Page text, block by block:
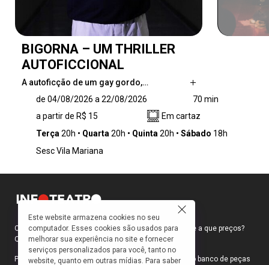
BIGORNA – UM THRILLER
AUTOFICCIONAL
A autoficção de um gay gordo,…
uma sexta-feira 13 de lua cheia, tecida por
lembranças da infância e adolescência que
ganham tons de filme de terror. Mesclando
memória, BIGORNA é um thriller poético sobre
de 04/08/2026 a 22/08/2026
70 min
a partir de R$ 15
Em cartaz
Terça 20h Quarta 20h Quinta 20h Sábado 18h
Sesc Vila Mariana
Como faço para ir ao teatro? Onde compro ingressos e a que preços?
Quais peças estão em cartaz?
Para responder a essas e outras perguntas, criamos o banco de peças
Este website armazena cookies no seu
computador. Esses cookies são usados para
melhorar sua experiência no site e fornecer
serviços personalizados para você, tanto no
website, quanto em outras mídias. Para saber